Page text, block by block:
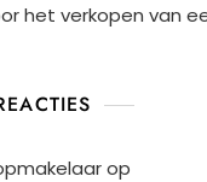
het verkopen van
op